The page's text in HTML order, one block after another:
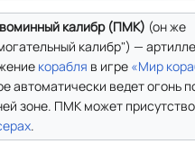
калибр (ПМК) (он же
калибр") —
корабля в игре «Мир
автоматически ведет огонь
зоне. ПМК может
.